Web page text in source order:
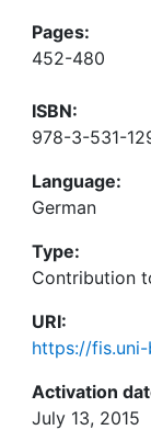
Pages:
452-480
ISBN:
978-3-531-
Language:
German
Type:
Contribution
URI:
https://
Activation
July 13, 2015